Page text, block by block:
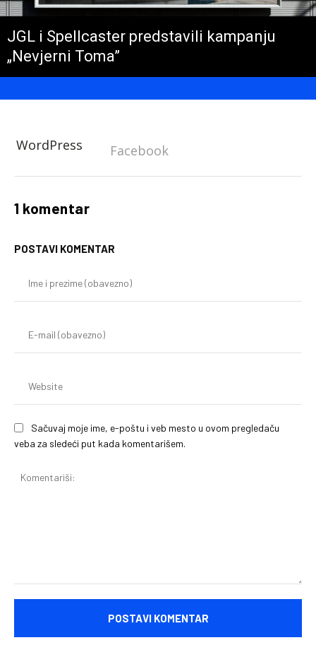
JGL i Spellcaster predstavili kampanju
„Nevjerni Toma”
WordPress Facebook
1 komentar
POSTAVI KOMENTAR
Sačuvaj moje ime, e-poštu i veb mesto u ovom pregledaču
veba za sledeći put kada komentarišem.